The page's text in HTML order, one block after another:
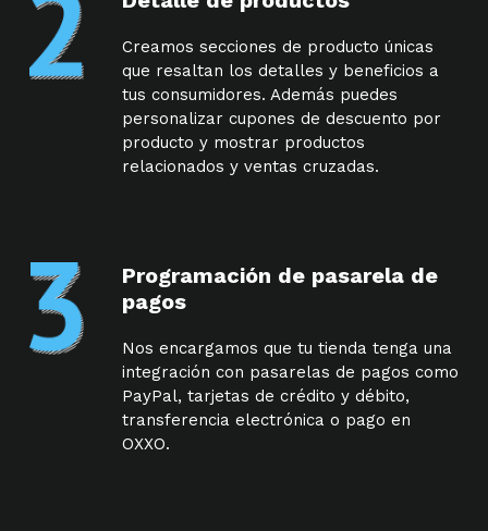
Creamos secciones de producto únicas
que resaltan los detalles y beneficios a
tus consumidores. Además puedes
personalizar cupones de descuento por
producto y mostrar productos
relacionados y ventas cruzadas.
Programación de pasarela de
pagos
Nos encargamos que tu tienda tenga una
integración con pasarelas de pagos como
PayPal, tarjetas de crédito y débito,
transferencia electrónica o pago en
OXXO.